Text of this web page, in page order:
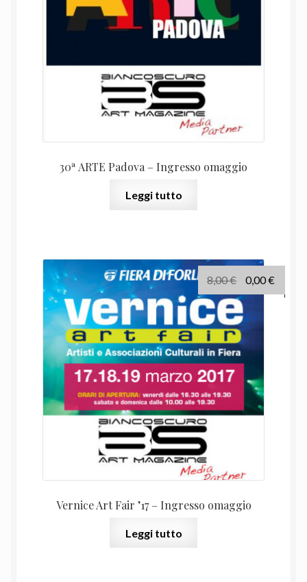
30ª ARTE Padova – Ingresso omaggio
Leggi tutto
Vernice Art Fair ’17 – Ingresso omaggio
8,00€
prezzo
originale
era:
8,00 €.
0,00€
Leggi tutto